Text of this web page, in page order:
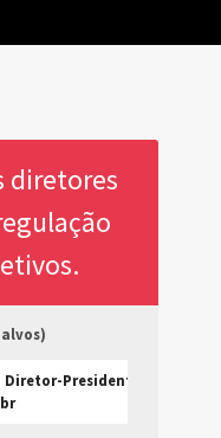
diretores
Diretor-Presidente Substituto